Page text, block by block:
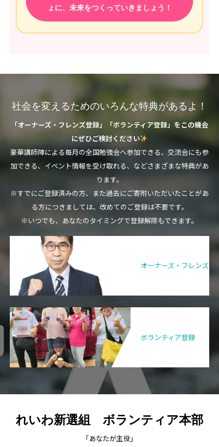
ょに、未来をつくっていきましょう！
社会を変えるためのいろんな特典があるよ！
「オーナーズ・フレンズ登録」「ボランティア登録」をこの機会
にぜひご検討ください
豪華講師陣による毎月の全国勉強会へ参加できる、交流会にも参
加できる、イベント情報を受け取れる、などさまざまな特典があ
ります。
※すでにご登録済みの方、また過去にご寄附いただいたことがあ
る方につきましては、改めてのご登録は不要です。
※いつでも、あなたのタイミングで登録解除もできます。
オーナーズ・フレンズ
ボランティア登録
れいわ新選組 ボランティア本部
「あなたが主役」